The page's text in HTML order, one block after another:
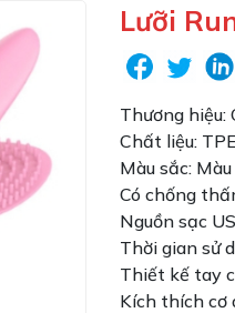
Lưỡi
Thương hiệu:
Chất liệu:
Màu sắc:
Có chống
Nguồn sạc
Thời gian sử
Thiết kế tay
Kích thích cơ